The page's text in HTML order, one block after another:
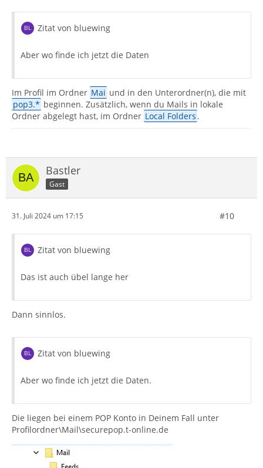
Zitat von bluewing
Aber wo finde ich jetzt die Daten
Im Profil im Ordner Mai und in den Unterordner(n), die mit
pop3.* beginnen. Zusätzlich, wenn du Mails in lokale
Ordner abgelegt hast, im Ordner Local Folders .
Bastler
Gast
31. Juli 2024 um 17:15 #10
Zitat von bluewing
Das ist auch übel lange her
Dann sinnlos.
Zitat von bluewing
Aber wo finde ich jetzt die Daten.
Die liegen bei einem POP Konto in Deinem Fall unter
Profilordner\Mail\securepop.t-online.de